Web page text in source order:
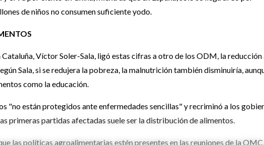
de niños no consumen suficiente yodo.
Víctor Soler-Sala, ligó estas cifras a otro de los ODM, la reducción
Sala, si se redujera la pobreza, la malnutrición también disminuiría,
como la educación.
"no están protegidos ante enfermedades sencillas" y recriminó a los
primeras partidas afectadas suele ser la distribución de alimentos.
las políticas agroalimentarias estén presentes en las reuniones de la